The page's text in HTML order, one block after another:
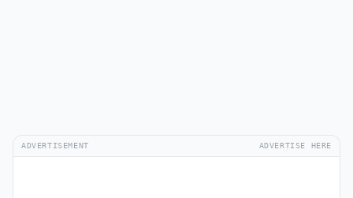
ADVERTISEMENT ADVERTISE HERE